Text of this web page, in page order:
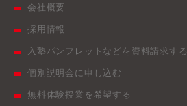
会社概要
採用情報
入塾パンフレットなどを資料請求する
個別説明会に申し込む
無料体験授業を希望する